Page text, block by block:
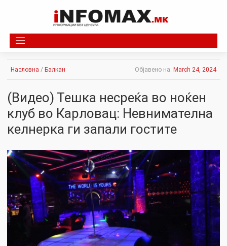
Насловна / Балкан Објавено на: March 24, 2024
(Видео) Тешка несреќа во ноќен
клуб во Карловац: Невнимателна
келнерка ги запали гостите